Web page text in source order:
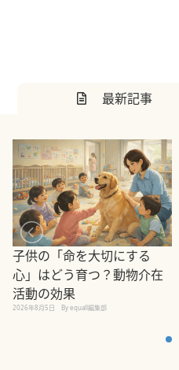
最新記事
子供の「命を大切にする
心」はどう育つ？動物介在
活動の効果
2026年8月5日 By equall編集部